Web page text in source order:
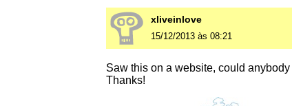
xliveinlove
15/12/2013 às 08:21
Saw this on a website, could
Thanks!